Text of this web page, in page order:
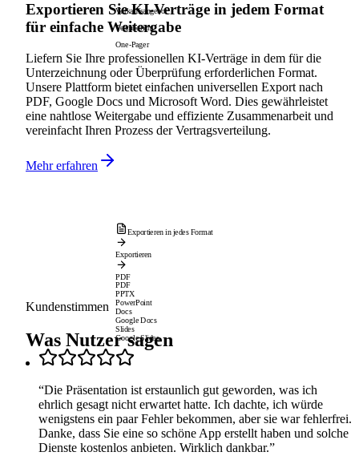
Verkaufsangebot
Teambericht
One-Pager
Exportieren Sie KI-Verträge in jedem Format
für einfache Weitergabe
Liefern Sie Ihre professionellen KI-Verträge in dem für die
Unterzeichnung oder Überprüfung erforderlichen Format.
Unsere Plattform bietet einfachen universellen Export nach
PDF, Google Docs und Microsoft Word. Dies gewährleistet
eine nahtlose Weitergabe und effiziente Zusammenarbeit und
vereinfacht Ihren Prozess der Vertragsverteilung.
Mehr erfahren
Exportieren in jedes Format
Exportieren
PDF
PDF
PPTX
PowerPoint
Docs
Google Docs
Slides
Google Slides
Kundenstimmen
Was Nutzer sagen
“Die Präsentation ist erstaunlich gut geworden, was ich
ehrlich gesagt nicht erwartet hatte. Ich dachte, ich würde
wenigstens ein paar Fehler bekommen, aber sie war fehlerfrei.
Danke, dass Sie eine so schöne App erstellt haben und solche
Dienste kostenlos anbieten. Wirklich dankbar.”